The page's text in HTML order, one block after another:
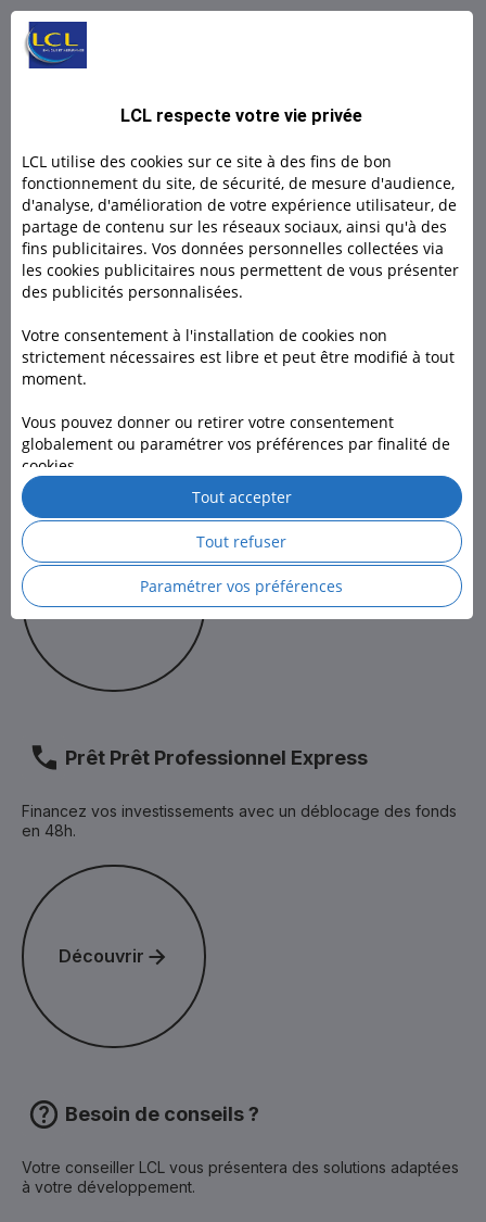
L BY LCL PRO : Un compte 100% digital
micro- entrepreneurs.
Découvrir
Découvrir
Rendez-vous dans l’une de nos 1600 agences, à domicile ou
en visio pour nous rencontrer
Découvrir
Découvrir
Prêt Prêt Professionnel Express
Financez vos investissements avec un déblocage des fonds
en 48h.
Découvrir
Découvrir
Besoin de conseils ?
Votre conseiller LCL vous présentera des solutions adaptées
à votre développement.
LCL respecte votre vie privée
LCL utilise des cookies sur ce site à des fins de bon
fonctionnement du site, de sécurité, de mesure d'audience,
d'analyse, d'amélioration de votre expérience utilisateur, de
partage de contenu sur les réseaux sociaux, ainsi qu'à des
fins publicitaires. Vos données personnelles collectées via
les cookies publicitaires nous permettent de vous présenter
des publicités personnalisées.
Votre consentement à l'installation de cookies non
strictement nécessaires est libre et peut être modifié à tout
moment.
Vous pouvez donner ou retirer votre consentement
globalement ou paramétrer vos préférences par finalité de
cookies.
Pour en savoir plus, consultez laPolitique des cookies
la
Politique de protection des données personnelles de LCL.
Paramétrer vos préférences
Tout refuser
Tout accepter